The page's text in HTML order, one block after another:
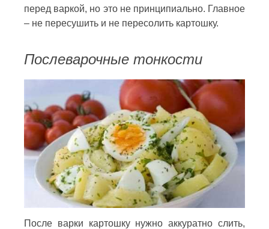
перед варкой, но это не принципиально. Главное
– не пересушить и не пересолить картошку.
Послеварочные тонкости
После варки картошку нужно аккуратно слить,